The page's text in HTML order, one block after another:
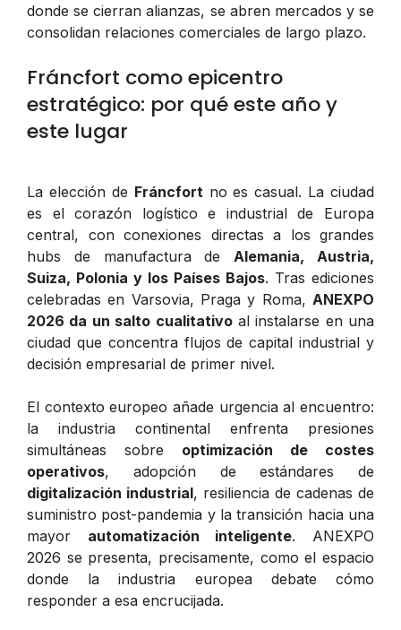
donde se cierran alianzas, se abren mercados y se
consolidan relaciones comerciales de largo plazo.
Fráncfort como epicentro
estratégico: por qué este año y
este lugar
La elección de Fráncfort no es casual. La ciudad
es el corazón logístico e industrial de Europa
central, con conexiones directas a los grandes
hubs de manufactura de Alemania, Austria,
Suiza, Polonia y los Países Bajos. Tras ediciones
celebradas en Varsovia, Praga y Roma, ANEXPO
2026 da un salto cualitativoal instalarse en una
ciudad que concentra flujos de capital industrial y
decisión empresarial de primer nivel.
El contexto europeo añade urgencia al encuentro:
la industria continental enfrenta presiones
simultáneas sobre optimización de costes
operativos, adopción de estándares de
digitalización industrial, resiliencia de cadenas de
suministro post-pandemia y la transición hacia una
mayor automatización inteligente. ANEXPO
2026 se presenta, precisamente, como el espacio
donde la industria europea debate cómo
responder a esa encrucijada.